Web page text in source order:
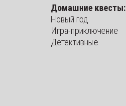
Домашние квесты:
Новый год
Игра-приключение
Детективные